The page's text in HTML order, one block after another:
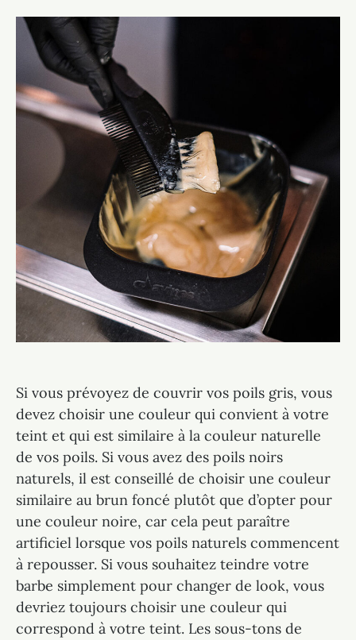
Si vous prévoyez de couvrir vos poils gris, vous
devez choisir une couleur qui convient à votre
teint et qui est similaire à la couleur naturelle
de vos poils. Si vous avez des poils noirs
naturels, il est conseillé de choisir une couleur
similaire au brun foncé plutôt que d’opter pour
une couleur noire, car cela peut paraître
artificiel lorsque vos poils naturels commencent
à repousser. Si vous souhaitez teindre votre
barbe simplement pour changer de look, vous
devriez toujours choisir une couleur qui
correspond à votre teint. Les sous-tons de